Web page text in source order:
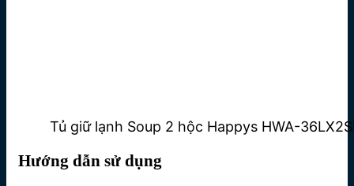
Tủ giữ lạnh Soup 2 hộc Happys HWA-
Hướng dẫn sử dụng